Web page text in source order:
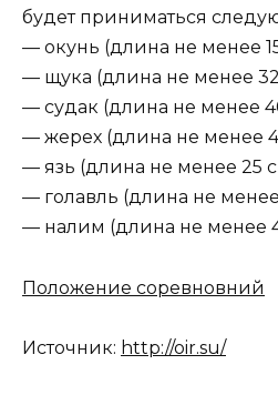
будет приниматься
— окунь (длина не менее
— щука (длина не менее
— судак (длина не менее
— жерех (длина не менее
— язь (длина не менее 25
— голавль (длина не
— налим (длина не менее
Положение соревновний
Источник: http://oir.su/